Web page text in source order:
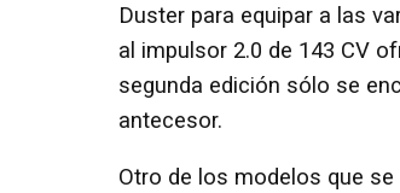
Duster para equipar a las
al impulsor 2.0 de 143 CV
segunda edición sólo se
antecesor.
Otro de los modelos que